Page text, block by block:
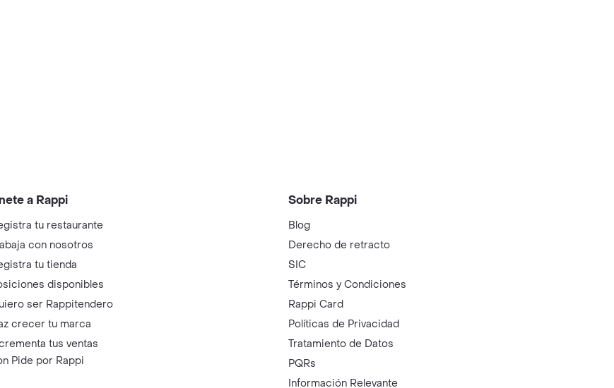
a Rappi
tu restaurante
con nosotros
tu tienda
disponibles
ser Rappitendero
crecer tu marca
tus ventas
Pide por Rappi
Sobre Rappi
Blog
Derecho de retracto
SIC
Términos y Condiciones
Rappi Card
Políticas de Privacidad
Tratamiento de Datos
PQRs
Información Relevante